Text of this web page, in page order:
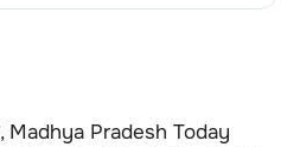
Madhya Pradesh Today